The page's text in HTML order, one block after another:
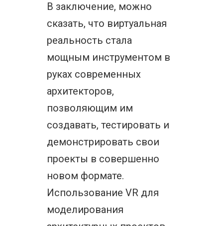
В заключение, можно
сказать, что виртуальная
реальность стала
мощным инструментом в
руках современных
архитекторов,
позволяющим им
создавать, тестировать и
демонстрировать свои
проекты в совершенно
новом формате.
Использование VR для
моделирования